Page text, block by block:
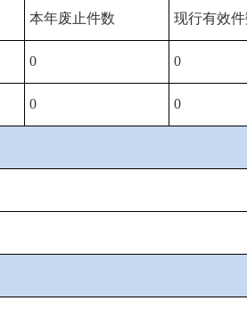
本年废止件数 现行有效件
0 0
0 0